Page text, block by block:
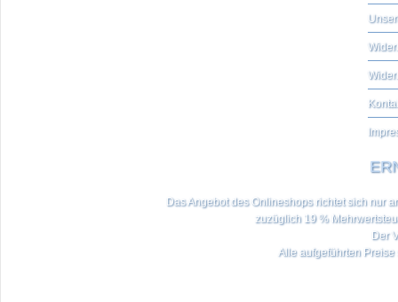
Das Angebot des Onlineshops richtet sich nur
zuzüglich 19 %
Der
Alle aufgeführten